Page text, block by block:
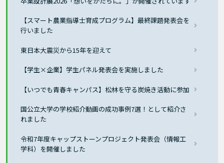
【スマート農業指導士育成プログラム】最終課題発表会を
行いました
東日本大震災から15年を迎えて
【学生×企業】学生パネル発表会を実施しました
【いつでも青春キャンパス】松林を守る炭焼き活動に参加
国公立大学の学校紹介動画の成功事例7選！として紹介さ
れました
令和7年度キャップストーンプロジェクト発表会（情報工
学科）を開催しました